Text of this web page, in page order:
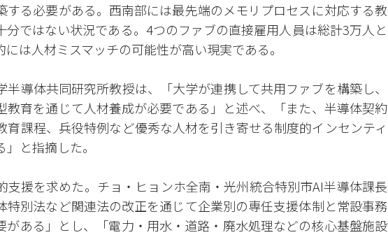
する必要がある。西南部には最先端のメモリプロセスに対応する教
分ではない状況である。4つのファブの直接雇用人員は総計3万人と
は人材ミスマッチの可能性が高い現実である。
半導体共同研究所教授は、「大学が連携して共用ファブを構築し、
教育を通じて人材養成が必要である」と述べ、「また、半導体契約
育課程、兵役特例など優秀な人材を引き寄せる制度的インセンティ
と指摘した。
支援を求めた。チョ・ヒョンホ全南・光州統合特別市AI半導体課長
特別法など関連法の改正を通じて企業別の専任支援体制と常設事務
がある」とし、「電力・用水・道路・廃水処理などの核心基盤施設